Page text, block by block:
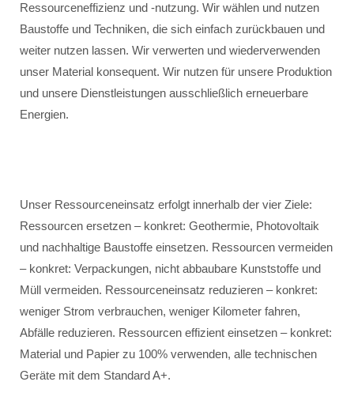
Ressourceneffizienz und -nutzung. Wir wählen und nutzen
Baustoffe und Techniken, die sich einfach zurückbauen und
weiter nutzen lassen. Wir verwerten und wiederverwenden
unser Material konsequent. Wir nutzen für unsere Produktion
und unsere Dienstleistungen ausschließlich erneuerbare
Energien.
Unser Ressourceneinsatz erfolgt innerhalb der vier Ziele:
Ressourcen ersetzen – konkret: Geothermie, Photovoltaik
und nachhaltige Baustoffe einsetzen. Ressourcen vermeiden
– konkret: Verpackungen, nicht abbaubare Kunststoffe und
Müll vermeiden. Ressourceneinsatz reduzieren – konkret:
weniger Strom verbrauchen, weniger Kilometer fahren,
Abfälle reduzieren. Ressourcen effizient einsetzen – konkret:
Material und Papier zu 100% verwenden, alle technischen
Geräte mit dem Standard A+.